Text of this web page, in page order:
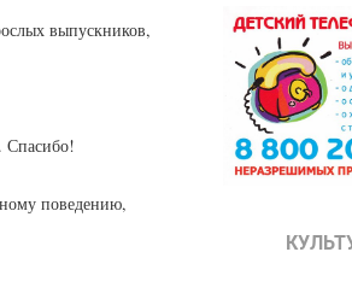
выпускников,
Спасибо!
поведению,